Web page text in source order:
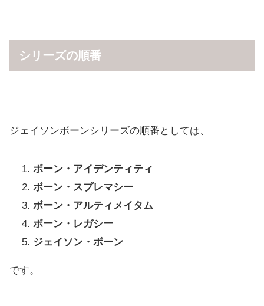
シリーズの順番
ジェイソンボーンシリーズの順番としては、
ボーン・アイデンティティ
ボーン・スプレマシー
ボーン・アルティメイタム
ボーン・レガシー
ジェイソン・ボーン
です。